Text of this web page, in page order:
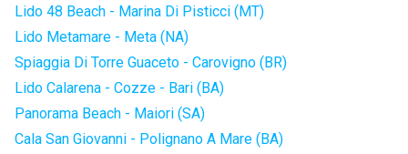
Lido 48 Beach - Marina Di Pisticci (MT)
Lido Metamare - Meta (NA)
Spiaggia Di Torre Guaceto - Carovigno (BR)
Lido Calarena - Cozze - Bari (BA)
Panorama Beach - Maiori (SA)
Cala San Giovanni - Polignano A Mare (BA)